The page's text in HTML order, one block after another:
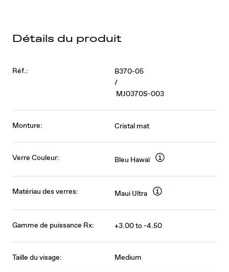
Détails du produit
Réf.:
B370-05
/
MJ0370S-003
Monture: Cristal mat
Verre Couleur: Bleu Hawaï
Matériau des verres: Maui Ultra
Gamme de puissance Rx: +3.00 to -4.50
Taille du visage: Medium